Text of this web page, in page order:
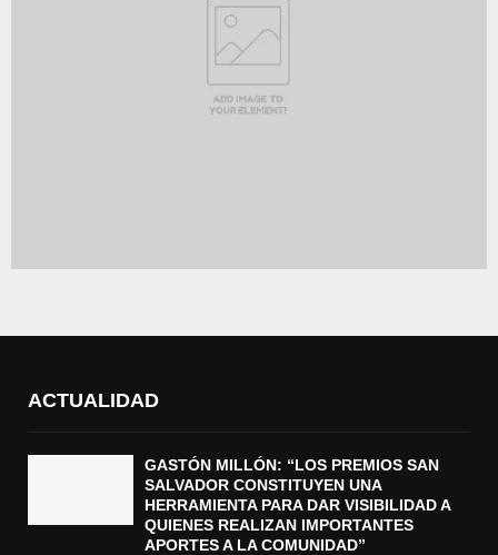
ACTUALIDAD
GASTÓN MILLÓN: “LOS PREMIOS SAN
SALVADOR CONSTITUYEN UNA
HERRAMIENTA PARA DAR VISIBILIDAD A
QUIENES REALIZAN IMPORTANTES
APORTES A LA COMUNIDAD”